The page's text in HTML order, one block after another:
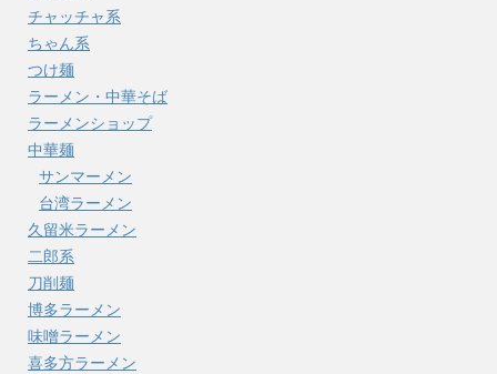
チャッチャ系
ちゃん系
つけ麺
ラーメン・中華そば
ラーメンショップ
中華麺
サンマーメン
台湾ラーメン
久留米ラーメン
二郎系
刀削麺
博多ラーメン
味噌ラーメン
喜多方ラーメン